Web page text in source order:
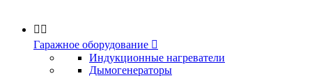
 
Гаражное оборудование 
Индукционные нагреватели
Дымогенераторы